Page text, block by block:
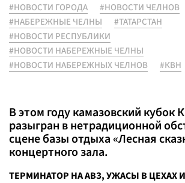
#НОВОСТИ ГОРОДА
#НОВОСТИ ЧЕЛНОВ
#НАБЕРЕЖНЫЕ ЧЕЛНЫ
#ТАТАРСТАН
#НОВОСТИ РЕСПУБЛИКИ
#НОВОСТИ НАБЕРЕЖНЫЕ ЧЕЛНЫ
#НОВОСТИ НАБЕРЕЖНЫХ ЧЕЛНОВ
#КВН
В этом году камазовский кубок
разыгран в нетрадиционной
сцене базы отдыха «Лесная
концертного зала.
ТЕРМИНАТОР НА АВЗ, УЖАСЫ В ЦЕХАХ